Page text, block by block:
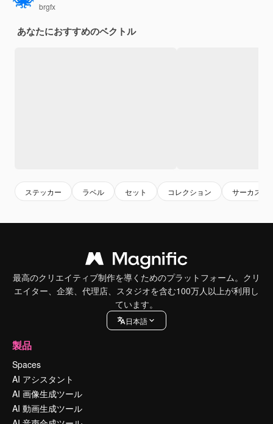
brgfx
あなたにおすすめのベクトル
ステッカー ラベル セット コレクション サーカス
最高のクリエイティブ制作を導くためのプラットフォーム。クリ
エイター、企業、代理店、スタジオを含む100万人以上が利用し
ています。
日本語
製品
Spaces
AI アシスタント
AI 画像生成ツール
AI 動画生成ツール